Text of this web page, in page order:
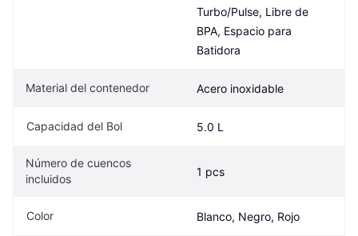
Turbo/Pulse, Libre de
BPA, Espacio para
Batidora
Material del contenedor Acero inoxidable
Capacidad del Bol 5.0 L
Número de cuencos
incluidos
1 pcs
Color Blanco, Negro, Rojo